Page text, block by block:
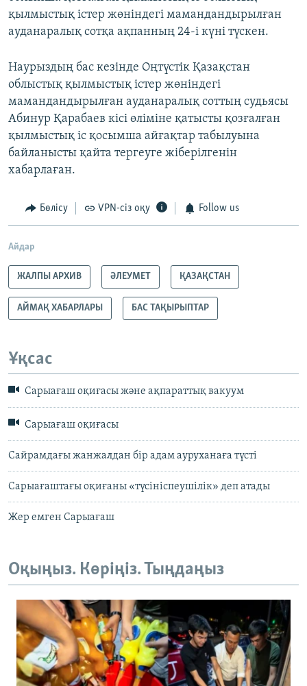
қылмыстық істер жөніндегі мамандандырылған
ауданаралық сотқа ақпанның 24-і күні түскен.
Наурыздың бас кезінде Оңтүстік Қазақстан
облыстық қылмыстық істер жөніндегі
мамандандырылған ауданаралық соттың судьясы
Абинур Қарабаев кісі өліміне қатысты қозғалған
қылмыстық іс қосымша айғақтар табылуына
байланысты қайта тергеуге жіберілгенін
хабарлаған.
Бөлісу VPN-сіз оқу Follow us
Айдар
ЖАЛПЫ АРХИВ ӘЛЕУМЕТ ҚАЗАҚСТАН
АЙМАҚ ХАБАРЛАРЫ БАС ТАҚЫРЫПТАР
Ұқсас
Сарыағаш оқиғасы және ақпараттық вакуум
Сарыағаш оқиғасы
Сайрамдағы жанжалдан бір адам ауруханаға түсті
Сарыағаштағы оқиғаны «түсініспеушілік» деп атады
Жер емген Сарыағаш
Оқыңыз. Көріңіз. Тыңдаңыз